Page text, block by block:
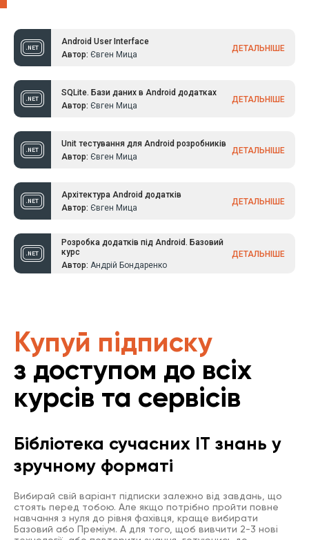
Android User Interface
Автор: Євген Мица
ДЕТАЛЬНІШЕ
SQLite. Бази даних в Android додатках
Автор: Євген Мица
ДЕТАЛЬНІШЕ
Unit тестування для Android розробників
Автор: Євген Мица
ДЕТАЛЬНІШЕ
Архітектура Android додатків
Автор: Євген Мица
ДЕТАЛЬНІШЕ
Розробка додатків під Android. Базовий
курс
Автор: Андрій Бондаренко
ДЕТАЛЬНІШЕ
Купуй підписку
з доступом до всіх
курсів та сервісів
Бібліотека сучасних IT знань у
зручному форматі
Вибирай свій варіант підписки залежно від завдань, що
стоять перед тобою. Але якщо потрібно пройти повне
навчання з нуля до рівня фахівця, краще вибирати
Базовий або Преміум. А для того, щоб вивчити 2-3 нові